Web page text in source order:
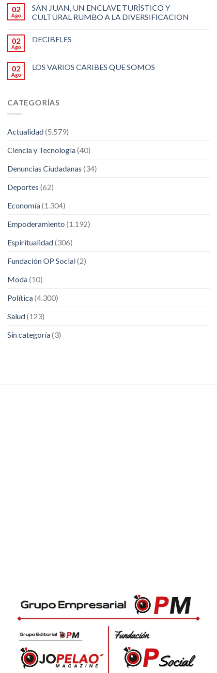
02
Ago
SAN JUAN, UN ENCLAVE TURÍSTICO Y
CULTURAL RUMBO A LA DIVERSIFICACION
02
Ago
DECIBELES
02
Ago
LOS VARIOS CARIBES QUE SOMOS
CATEGORÍAS
Actualidad(5.579)
Ciencia y Tecnología(40)
Denuncias Ciudadanas (34)
Deportes (62)
Economía(1.304)
Empoderamiento (1.192)
Espiritualidad(306)
Fundación OP Social(2)
Moda(10)
Política(4.300)
Salud(123)
Sin categoría(3)